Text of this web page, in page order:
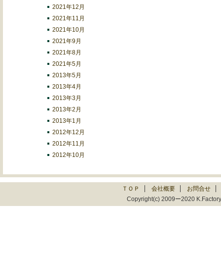
2021年12月
2021年11月
2021年10月
2021年9月
2021年8月
2021年5月
2013年5月
2013年4月
2013年3月
2013年2月
2013年1月
2012年12月
2012年11月
2012年10月
ＴＯＰ 会社概要
お問合せ
Copyright(c) 2009ー2020